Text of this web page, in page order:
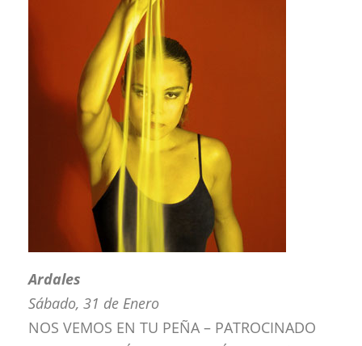
Ardales
Sábado, 31 de Enero
NOS VEMOS EN TU PEÑA – PATROCINADO